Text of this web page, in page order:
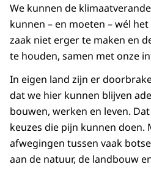
We kunnen de
kunnen – en moeten – wél
zaak niet erger te maken en
te houden, samen met onze
In eigen land zijn er
dat we hier kunnen blijven
bouwen, werken en leven.
keuzes die pijn kunnen doen.
afwegingen tussen vaak
aan de natuur, de landbouw